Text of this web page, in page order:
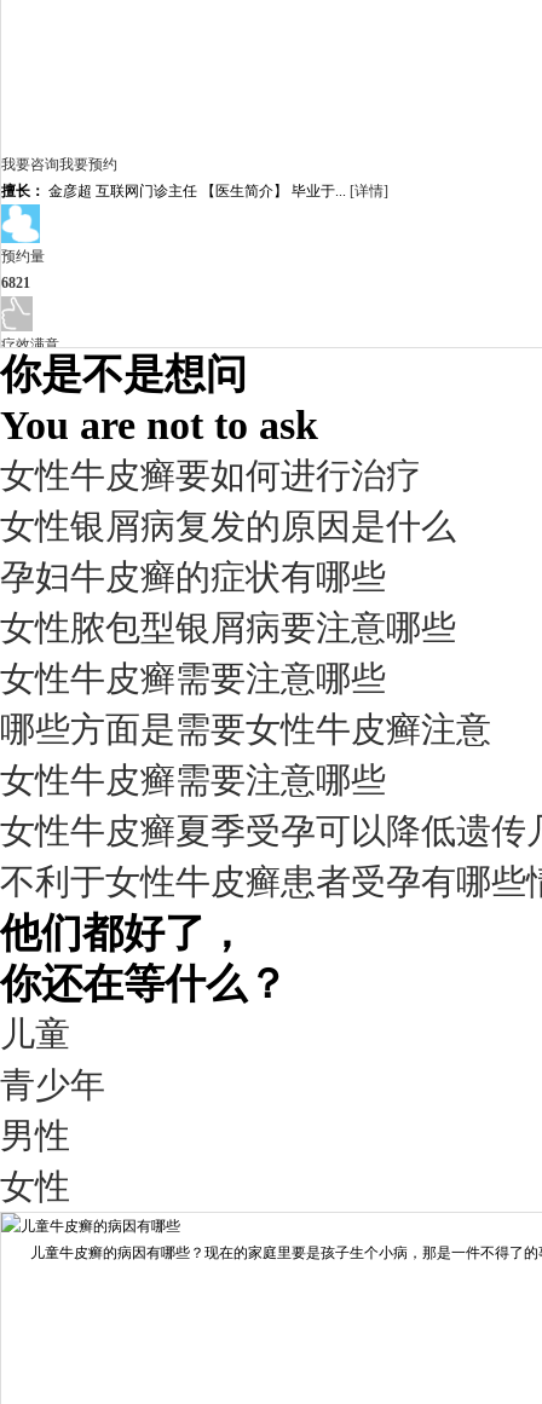
我要咨询我要预约
擅长： 金彦超 互联网门诊主任 【医生简介】 毕业于... [详情]
预约量
6821
疗效满意
98%
我要咨询我要预约
擅长： 杨成平 互联网门诊主任【医生简介】 毕业于长江...[详情]
预约量
6821
疗效满意
98%
我要咨询
擅长： 王艳琼 门诊主任 专家介绍：毕业于川北医学院...
预约量
你是不是想问
You are not to ask
女性牛皮癣要如何进行治疗
女性银屑病复发的原因是什么
孕妇牛皮癣的症状有哪些
女性脓包型银屑病要注意哪些
女性牛皮癣需要注意哪些
哪些方面是需要女性牛皮癣注意
女性牛皮癣需要注意哪些
女性牛皮癣夏季受孕可以降低遗传
不利于女性牛皮癣患者受孕有哪些
他们都好了，
你还在等什么？
儿童
青少年
男性
女性
儿童牛皮癣的病因有哪些？现在的家庭里要是孩子生个小病，那是一件不得了的